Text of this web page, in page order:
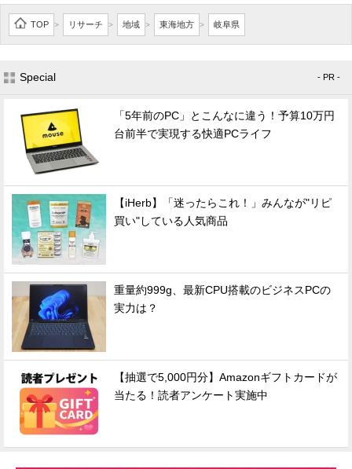
TOP > リサーチ > 地域 > 東海地方 > 岐阜県
Special - PR -
「5年前のPC」とこんなに違う！予算10万円
台前半で実現する快適PCライフ
【iHerb】「迷ったらこれ！」みんなが"リピ
買い"している人気商品
重量約999g、最新CPU搭載のビジネスPCの
実力は？
【抽選で5,000円分】Amazonギフトカードが
当たる！読者アンケート実施中